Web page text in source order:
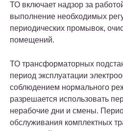
ТО включает надзор за
выполнение необходимых
периодических промывок,
помещений.
ТО трансформаторных
период эксплуатации
соблюдением нормального
разрешается использовать
нерабочие дни и смены.
обслуживания комплектных